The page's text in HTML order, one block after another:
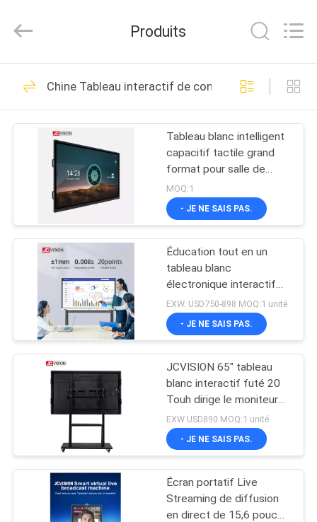
MAISON
PRODUITS
PROPOS
VISITE
DE
L'USINE
CONTRÔLE
LA
QUALITÉ
Interactive
Technology
All
Reserved.
Affichage extérieur
de Signage de
Digital
40
Affichage numérique
d'affichage intérieur
105
Affichage de mur
visuel d'affichage à
cristaux liquides
32
Produits
Chine Tableau interactif de contact
Tableau blanc intelligent
capacitif tactile grand
format pour salle de
classe
MOQ:1
- JE NE SAIS PAS.
Éducation tout en un
tableau blanc
électronique interactif
Smart Touch Screen
EXW. USD750-898 MOQ:1 unité
- JE NE SAIS PAS.
JCVISION 65" tableau
blanc interactif futé 20
Touh dirige le moniteur
multi de contact d'IR
EXW USD890 MOQ:1 unité
- JE NE SAIS PAS.
Écran portatif Live
Streaming de diffusion
en direct de 15,6 pouces